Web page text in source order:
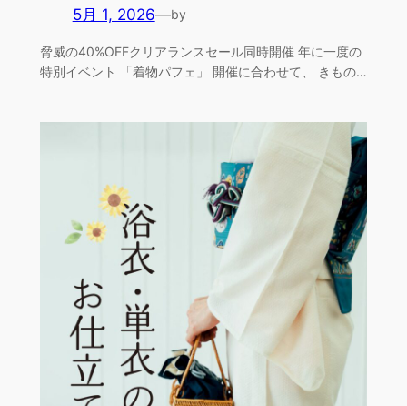
5月 1, 2026—by
脅威の40%OFFクリアランスセール同時開催 年に一度の
特別イベント 「着物パフェ」 開催に合わせて、 きもの…